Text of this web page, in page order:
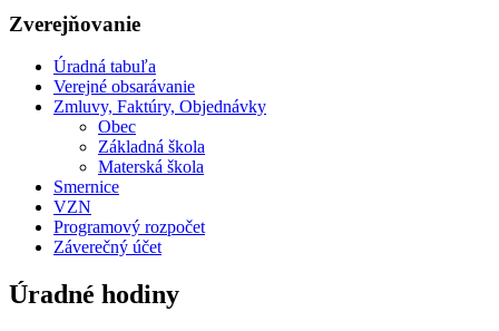
Zverejňovanie
Úradná tabuľa
Verejné obsarávanie
Zmluvy, Faktúry, Objednávky
Obec
Základná škola
Materská škola
Smernice
VZN
Programový rozpočet
Záverečný účet
Úradné hodiny